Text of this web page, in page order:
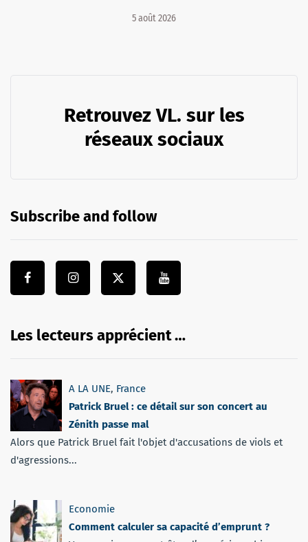
5 août 2026
Retrouvez VL. sur les
réseaux sociaux
Subscribe and follow
Les lecteurs apprécient …
A LA UNE, France
Patrick Bruel : ce détail sur son concert au
Zénith passe mal
Alors que Patrick Bruel fait l'objet d'accusations de viols et
d'agressions...
Economie
Comment calculer sa capacité d’emprunt ?